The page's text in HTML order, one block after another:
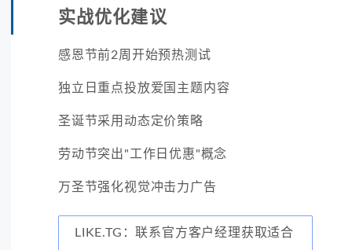
实战优化建议
感恩节前2周开始预热测试
独立日重点投放爱国主题内容
圣诞节采用动态定价策略
劳动节突出"工作日优惠"概念
万圣节强化视觉冲击力广告
LIKE.TG：联系官方客户经理获取适合